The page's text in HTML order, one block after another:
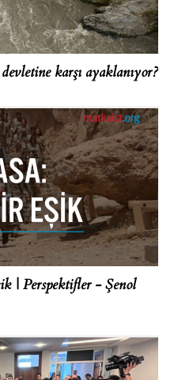
karşı ayaklanıyor?
| Perspektifler - Şenol